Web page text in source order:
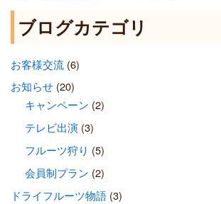
ブログカテゴリ
お客様交流(6)
お知らせ(20)
キャンペーン (2)
テレビ出演(3)
フルーツ狩り (5)
会員制プラン (2)
ドライフルーツ物語(3)